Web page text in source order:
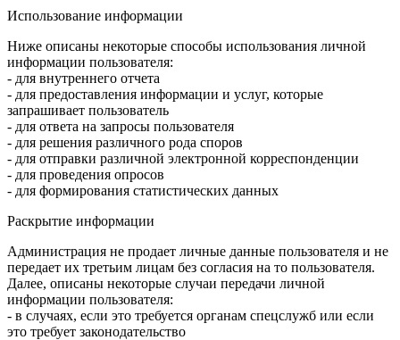
Использование информации
Ниже описаны некоторые способы использования личной
информации пользователя:
- для внутреннего отчета
- для предоставления информации и услуг, которые
запрашивает пользователь
- для ответа на запросы пользователя
- для решения различного рода споров
- для отправки различной электронной корреспонденции
- для проведения опросов
- для формирования статистических данных
Раскрытие информации
Администрация не продает личные данные пользователя и не
передает их третьим лицам без согласия на то пользователя.
Далее, описаны некоторые случаи передачи личной
информации пользователя:
- в случаях, если это требуется органам спецслужб или если
это требует законодательство